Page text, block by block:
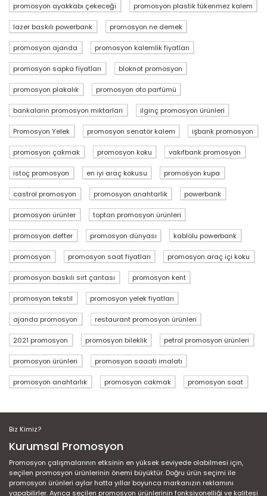
promosyon ayakkabı çekeceği promosyon plastik tükenmez kalem
lazer baskılı powerbank promosyon ne demek
promosyon ajanda promosyon kalemlik fiyatları
promosyon sapka fiyatları bloknot promosyon
promosyon plakalık promosyon oto parfümü
bankalarin promosyon miktarlari ilginç promosyon ürünleri
Promosyon Yelek promosyon senatör kalem işbank promosyon
promosyon çakmak promosyon koku vakıfbank promosyon
istoç promosyon en iyi araç kokusu promosyon kupa
castrol promosyon promosyon anahtarlik powerbank
promosyon ürünler toptan promosyon ürünleri
promosyon defter promosyon dünyası kablolu powerbank
promosyon promosyon saat fiyatları promosyon araç içi koku
promosyon baskılı sırt çantası promosyon kent
promosyon tekstil promosyon yelek fiyatları
ajanda promosyon restaurant promosyon ürünleri
2021 promosyon promosyon bileklik petrol promosyon ürünleri
promosyon ürünleri promosyon saaati imalatı
promosyon anahtarlık promosyon cakmak promosyon saat
Biz Kimiz?
Kurumsal Promosyon
Promosyon çalışmalarının etksinin en yüksek seviyede olabilmesi için,
seçilen promosyon ürünlerinin önemi büyüktür. Doğru ürün seçimi ile
promosyon ürünleri aylar hatta yıllar boyunca markanızın reklamını
yapabilirler. Ayrıca seçilen promosyon ürünlerinin fonksiyonelliği ve kalitesi